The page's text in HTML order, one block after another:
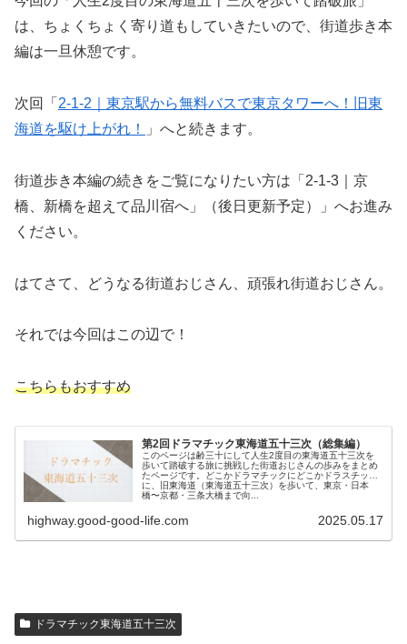
は、ちょくちょく寄り道もしていきたいので、街道歩き本
編は一旦休憩です。
次回「 2-1-2｜東京駅から無料バスで東京タワーへ！旧東
海道を駆け上がれ！
」へと続きます。
街道歩き本編の続きをご覧になりたい方は「2-1-3｜京
橋、新橋を超えて品川宿へ」（後日更新予定）」へお進み
ください。
はてさて、どうなる街道おじさん、頑張れ街道おじさん。
それでは今回はこの辺で！
こちらもおすすめ
第2回ドラマチック東海道五十三次（総集編）
このページは齢三十にして人生2度目の東海道五十三次を
歩いて踏破する旅に挑戦した街道おじさんの歩みをまとめ
たページです。どこかドラマチックにどこかドラスチック
に、旧東海道（東海道五十三次）を歩いて、東京・日本
橋〜京都・三条大橋まで向...
highway.good-good-life.com 2025.05.17
ドラマチック東海道五十三次